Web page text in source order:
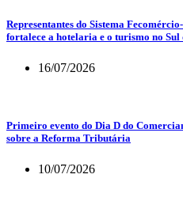
Representantes do Sistema
fortalece a hotelaria e o turismo no Sul
16/07/2026
Primeiro evento do Dia D do
sobre a Reforma Tributária
10/07/2026